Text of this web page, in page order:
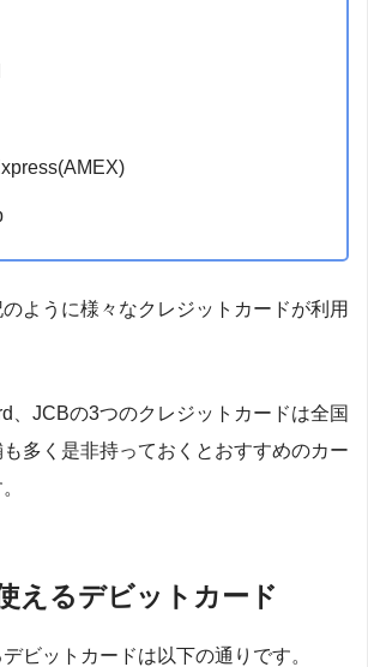
ように様々なクレジットカードが利用
、JCBの3つのクレジットカードは全国
多く是非持っておくとおすすめのカー
えるデビットカード
ビットカードは以下の通りです。